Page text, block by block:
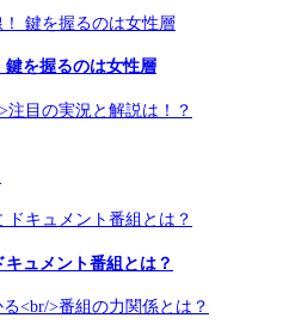
を握るのは女性層
ュメント番組とは？